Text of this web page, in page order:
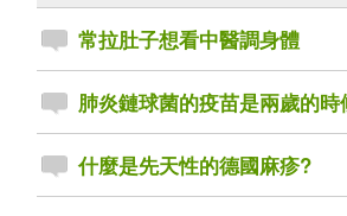
常拉肚子想看中醫調身體
肺炎鏈球菌的疫苗是兩歲的時
什麼是先天性的德國麻疹?